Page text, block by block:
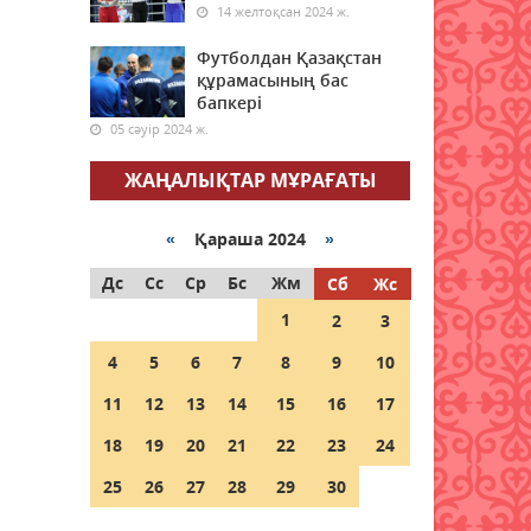
жаңбыр жауады
05 тамыз 2026 ж.
Қазақстанда Қасым-Жомарт
Тоқаевтың 30 жыл ішінде
жинақталған кітап жарық
көрді
Рақымшылық: Қазақстанда
қанша адам бостандыққа
05 тамыз 2026 ж. 136
қаржыландыруды
іске қосылды
14 желтоқсан 2024 ж.
Футболдан Қазақстан
құрамасының бас
бапкері
05 сәуір 2024 ж.
ЖАҢАЛЫҚТАР МҰРАҒАТЫ
« Қараша 2024 »
Дс
Сс Ср Бс Жм Сб
Жс
1
2
3
4
5 6 7 8 9
10
11
12 13 14 15 16
17
18
19 20 21 22 23
24
25
26 27 28 29 30